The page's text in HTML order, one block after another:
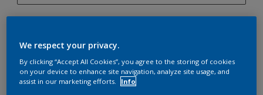
500 ml
10 l
ZUR EINKAUFSLISTE HINZUFÜGEN
We respect your privacy.
By clicking “Accept All Cookies”, you agree to the storing of cookies
on your device to enhance site navigation, analyze site usage, and
assist in our marketing efforts.
Info